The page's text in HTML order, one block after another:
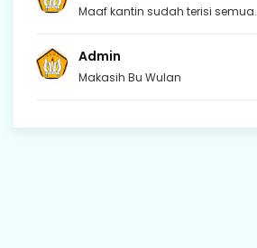
Maaf kantin sudah terisi semua.
Admin
Makasih Bu Wulan